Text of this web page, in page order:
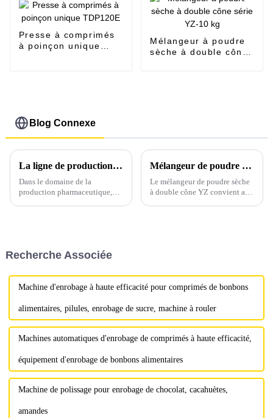
Presse à comprimés
à poinçon unique
Mélangeur à poudre
sèche à double cône
Blog Connexe
La ligne de production de presses à comprimés avancées : transformer la fabrication pharmaceutique
Dans le domaine de la
production pharmaceutique,
technologie de pointe,...
Mélangeur de poudre sèche à double cône YZ-10 kg
Le mélangeur de poudre sèche
à double cône YZ convient au
Recherche Associée
Machine d'enrobage à haute efficacité pour comprimés de bonbons
alimentaires, pilules, enrobage de sucre, machine à rouler
Machines automatiques d'enrobage de comprimés à haute efficacité,
équipement d'enrobage de bonbons alimentaires
Machine de polissage pour enrobage de chocolat, cacahuètes,
amandes